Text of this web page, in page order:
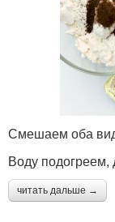
Смешаем оба
Воду
читать дальше →